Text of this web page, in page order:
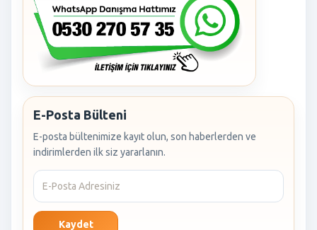
E-Posta Bülteni
E-posta bültenimize kayıt olun, son haberlerden ve
indirimlerden ilk siz yararlanın.
Kaydet